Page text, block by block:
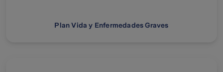
Plan Vida y Enfermedades Graves